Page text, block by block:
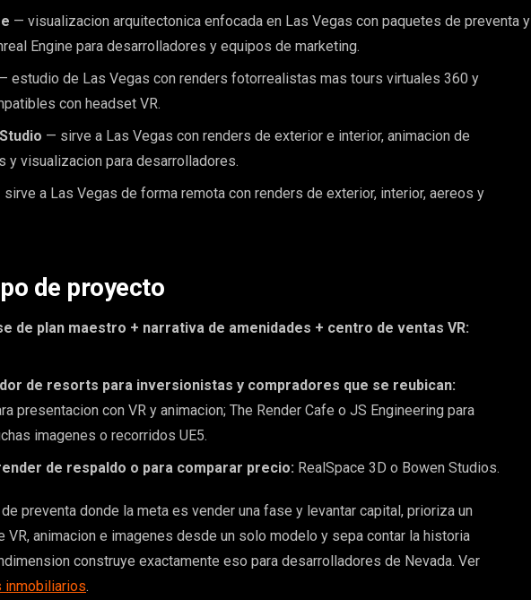
— visualizacion arquitectonica enfocada en Las Vegas con paquetes de preventa y
Engine para desarrolladores y equipos de marketing.
estudio de Las Vegas con renders fotorrealistas mas tours virtuales 360 y
con headset VR.
— sirve a Las Vegas con renders de exterior e interior, animacion de
y visualizacion para desarrolladores.
a Las Vegas de forma remota con renders de exterior, interior, aereos y
de proyecto
de plan maestro + narrativa de amenidades + centro de ventas VR:
de resorts para inversionistas y compradores que se reubican:
presentacion con VR y animacion; The Render Cafe o JS Engineering para
imagenes o recorridos UE5.
de respaldo o para comparar precio: RealSpace 3D o Bowen Studios.
preventa donde la meta es vender una fase y levantar capital, prioriza un
VR, animacion e imagenes desde un solo modelo y sepa contar la historia
construye exactamente eso para desarrolladores de Nevada. Ver
inmobiliarios.